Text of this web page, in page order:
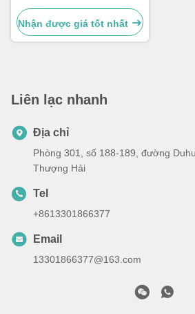
32300kg Cho khai thác mỏ
xây dựng
Nhận được giá tốt nhất
Liên lạc nhanh
Địa chỉ
Phòng 301, số 188-189, đường
Thượng Hải
Tel
+8613301866377
Email
13301866377@163.com